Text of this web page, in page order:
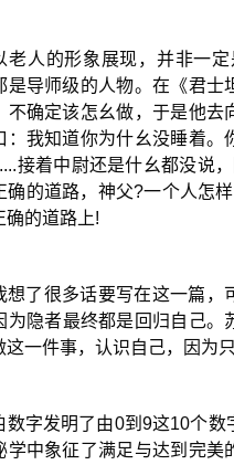
老人的形象展现，并非一
是导师级的人物。在《君
不确定该怎幺做，于是他
：我知道你为什幺没睡着
接着中尉还是什幺都没说
确的道路，神父?一个人怎
确的道路上!
想了很多话要写在这一篇，
为隐者最终都是回归自己
这一件事，认识自己，因为
数字发明了由0到9这10个
学中象征了满足与达到完美